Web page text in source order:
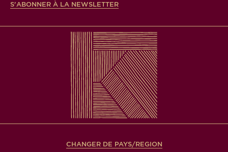
S'ABONNER À LA NEWSLETTER
CHANGER DE PAYS/REGION